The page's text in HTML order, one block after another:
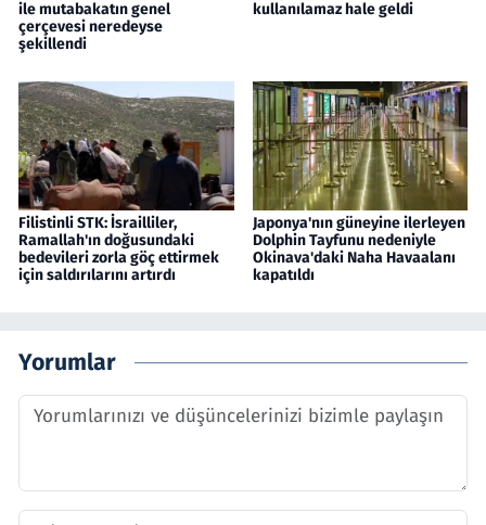
ile mutabakatın genel
çerçevesi neredeyse
şekillendi
kullanılamaz hale geldi
Filistinli STK: İsrailliler,
Ramallah'ın doğusundaki
bedevileri zorla göç ettirmek
için saldırılarını artırdı
Japonya'nın güneyine ilerleyen
Dolphin Tayfunu nedeniyle
Okinava'daki Naha Havaalanı
kapatıldı
Yorumlar